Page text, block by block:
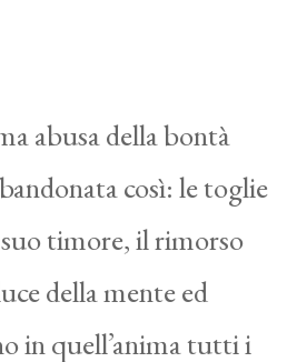
abusa della bontà
così: le toglie
timore, il rimorso
della mente ed
in quell’anima tutti i